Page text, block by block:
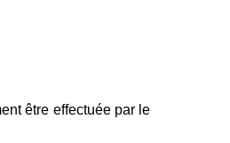
être effectuée par le